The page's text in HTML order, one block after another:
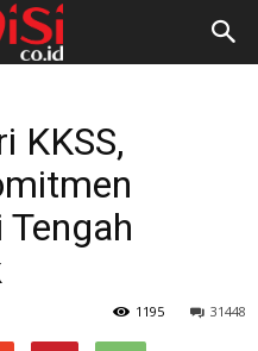
KKSS,
31448
1195